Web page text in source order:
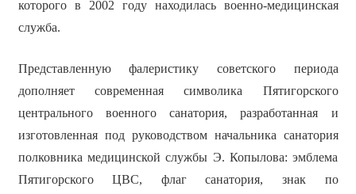
которого в 2002 году находилась военно-медицинская
служба.
Представленную фалеристику советского периода
дополняет современная символика Пятигорского
центрального военного санатория, разработанная и
изготовленная под руководством начальника санатория
полковника медицинской службы Э. Копылова: эмблема
Пятигорского ЦВС, флаг санатория, знак по